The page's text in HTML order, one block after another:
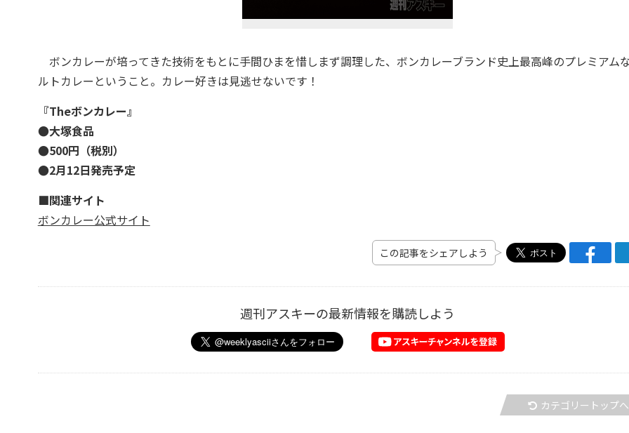
ボンカレーが培ってきた技術をもとに手間ひまを惜しまず調理した、ボンカレーブランド史上最高峰のプレミアム
ルトカレーということ。カレー好きは見逃せないです！
『Theボンカレー』
●大塚食品
●500円（税別）
●2月12日発売予定
■関連サイト
ボンカレー公式サイト
この記事をシェアしよう
週刊アスキーの最新情報を購読しよう
カテゴリートップへ